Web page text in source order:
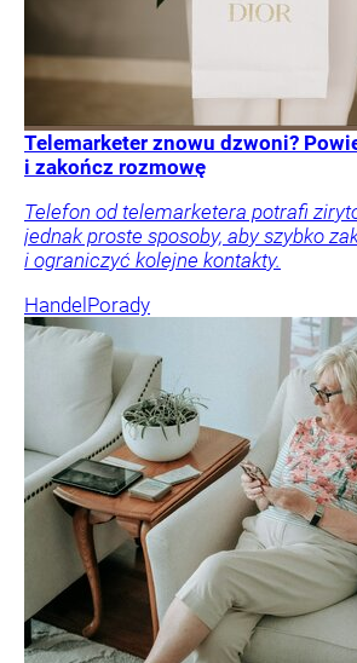
Telemarketer znowu dzwoni?
i zakończ rozmowę
Telefon od telemarketera potrafi
jednak proste sposoby, aby szybko
i ograniczyć kolejne kontakty.
Handel Porady